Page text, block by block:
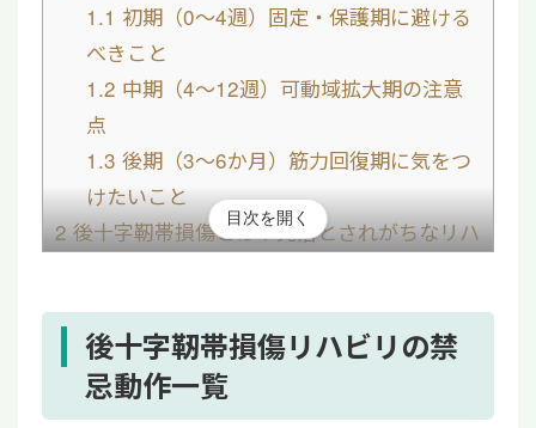
1.1 初期（0〜4週）固定・保護期に避ける
べきこと
1.2 中期（4〜12週）可動域拡大期の注意
点
1.3 後期（3〜6か月）筋力回復期に気をつ
けたいこと
2後十字靭帯損傷とは？見落とされがちなリハ
3.10〜4週：安静・四頭筋の軽い運動
3.24〜8週：可動域の改善とバランス練習
8〜12週：筋力強化と歩行の安定化
目次を開く
後十字靭帯損傷リハビリの禁
忌動作一覧